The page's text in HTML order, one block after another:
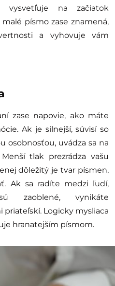
vysvetľuje na začiatok
písmo zase znamená,
a vyhovuje vám
zase napovie, ako máte
Ak je silnejší, súvisí so
osobnosťou, uvádza sa na
tlak prezrádza vašu
dôležitý je tvar písmen,
Ak sa radíte medzi ľudí,
zaoblené, vynikáte
Logicky mysliaca
hranatejším písmom.